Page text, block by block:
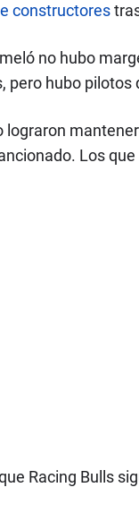
constructores
no hubo
pero hubo
lograron
Los
Racing Bulls